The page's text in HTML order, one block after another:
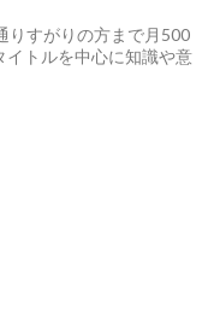
りすがりの方まで月500
トルを中心に知識や意